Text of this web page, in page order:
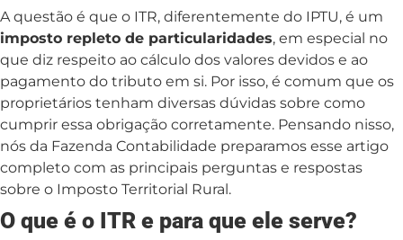
A questão é que o ITR, diferentemente do IPTU, é um
imposto repleto de particularidades, em especial no
que diz respeito ao cálculo dos valores devidos e ao
pagamento do tributo em si. Por isso, é comum que os
proprietários tenham diversas dúvidas sobre como
cumprir essa obrigação corretamente. Pensando nisso,
nós da Fazenda Contabilidade preparamos esse artigo
completo com as principais perguntas e respostas
sobre o Imposto Territorial Rural.
O que é o ITR e para que ele serve?